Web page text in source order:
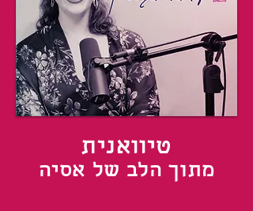
טיוואנית
מתוך הלב של אסיה